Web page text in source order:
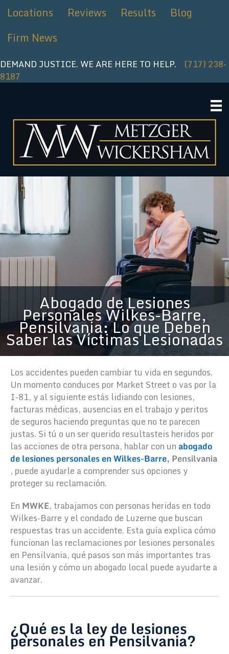
Locations Reviews Results
Blog
Firm News
DEMAND JUSTICE. WE ARE HERE TO HELP. (717) 238-
8187
Abogado de Lesiones
Personales Wilkes-Barre,
Pensilvania: Lo que Deben
Saber las Víctimas Lesionadas
Los accidentes pueden cambiar tu vida en segundos.
Un momento conduces por Market Street o vas por la
I-81, y al siguiente estás lidiando con lesiones,
facturas médicas, ausencias en el trabajo y peritos
de seguros haciendo preguntas que no te parecen
justas. Si tú o un ser querido resultasteis heridos por
las acciones de otra persona, hablar con un abogado
de lesiones personales en Wilkes-Barre, Pensilvania
, puede ayudarle a comprender sus opciones y
proteger su reclamación.
En MWKE, trabajamos con personas heridas en todo
Wilkes-Barre y el condado de Luzerne que buscan
respuestas tras un accidente. Esta guía explica cómo
funcionan las reclamaciones por lesiones personales
en Pensilvania, qué pasos son más importantes tras
una lesión y cómo un abogado local puede ayudarte a
avanzar.
¿Qué es la ley de lesiones
personales en Pensilvania?